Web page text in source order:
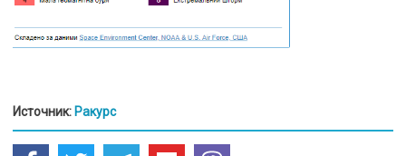
Источник: Ракурс